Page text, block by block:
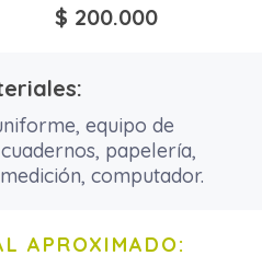
$ 200.000
equipo de
papelería,
computador.
APROXIMADO: